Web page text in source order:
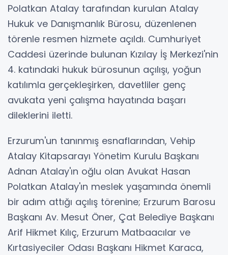
Polatkan Atalay tarafından kurulan Atalay
Hukuk ve Danışmanlık Bürosu, düzenlenen
törenle resmen hizmete açıldı. Cumhuriyet
Caddesi üzerinde bulunan Kızılay İş Merkezi'nin
4. katındaki hukuk bürosunun açılışı, yoğun
katılımla gerçekleşirken, davetliler genç
avukata yeni çalışma hayatında başarı
dileklerini iletti.
Erzurum'un tanınmış esnaflarından, Vehip
Atalay Kitapsarayı Yönetim Kurulu Başkanı
Adnan Atalay'ın oğlu olan Avukat Hasan
Polatkan Atalay'ın meslek yaşamında önemli
bir adım attığı açılış törenine; Erzurum Barosu
Başkanı Av. Mesut Öner, Çat Belediye Başkanı
Arif Hikmet Kılıç, Erzurum Matbaacılar ve
Kırtasiyeciler Odası Başkanı Hikmet Karaca,